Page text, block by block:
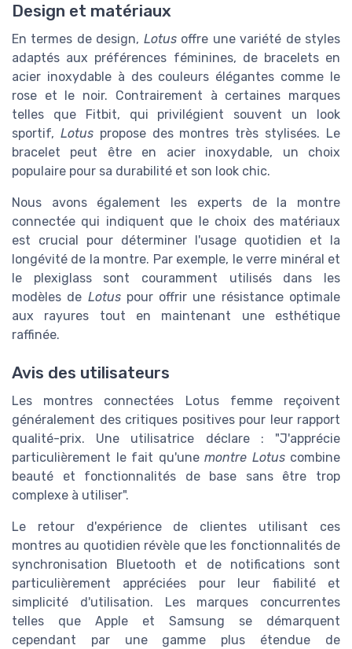
Design et matériaux
En termes de design, Lotusoffre une variété de styles
adaptés aux préférences féminines, de bracelets en
acier inoxydable à des couleurs élégantes comme le
rose et le noir. Contrairement à certaines marques
telles que Fitbit, qui privilégient souvent un look
sportif, Lotuspropose des montres très stylisées. Le
bracelet peut être en acier inoxydable, un choix
populaire pour sa durabilité et son look chic.
Nous avons également les experts de la montre
connectée qui indiquent que le choix des matériaux
est crucial pour déterminer l'usage quotidien et la
longévité de la montre. Par exemple, le verre minéral et
le plexiglass sont couramment utilisés dans les
modèles de Lotuspour offrir une résistance optimale
aux rayures tout en maintenant une esthétique
raffinée.
Avis des utilisateurs
Les montres connectées Lotus femme reçoivent
généralement des critiques positives pour leur rapport
qualité-prix. Une utilisatrice déclare : "J'apprécie
particulièrement le fait qu'une montre Lotuscombine
beauté et fonctionnalités de base sans être trop
complexe à utiliser".
Le retour d'expérience de clientes utilisant ces
montres au quotidien révèle que les fonctionnalités de
synchronisation Bluetooth et de notifications sont
particulièrement appréciées pour leur fiabilité et
simplicité d'utilisation. Les marques concurrentes
telles que Apple et Samsung se démarquent
cependant par une gamme plus étendue de